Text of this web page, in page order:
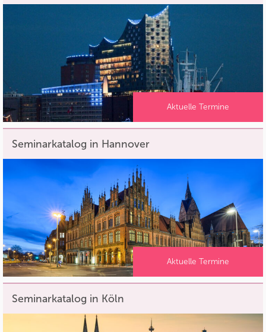
Aktuelle Termine
Seminarkatalog in Hannover
Aktuelle Termine
Seminarkatalog in Köln